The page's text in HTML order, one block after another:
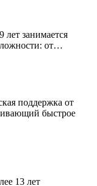
лет занимается
от…
поддержка от
быстрое
13 лет